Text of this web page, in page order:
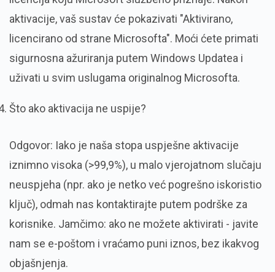
aktivacije, vaš sustav će pokazivati "Aktivirano,
licencirano od strane Microsofta". Moći ćete primati
sigurnosna ažuriranja putem Windows Updatea i
uživati u svim uslugama originalnog Microsofta.
Što ako aktivacija ne uspije?
Odgovor: Iako je naša stopa uspješne aktivacije
iznimno visoka (>99,9%), u malo vjerojatnom slučaju
neuspjeha (npr. ako je netko već pogrešno iskoristio
ključ), odmah nas kontaktirajte putem podrške za
korisnike. Jamčimo: ako ne možete aktivirati - javite
nam se e-poštom i vraćamo puni iznos, bez ikakvog
objašnjenja.